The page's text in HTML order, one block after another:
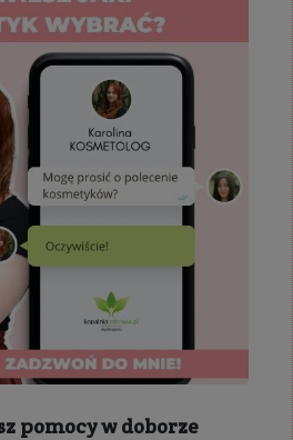
pomocy w doborze